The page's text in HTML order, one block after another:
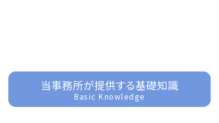
当事務所が提供する基礎知識
Basic Knowledge